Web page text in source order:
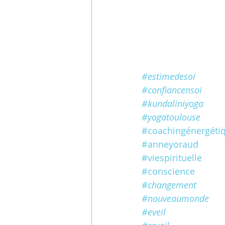
#estimedesoi
#confiancensoi
#kundaliniyoga
#yogatoulouse
#anneyoraud
#viespirituelle
#conscience
#changement
#nouveaumonde
#eveil